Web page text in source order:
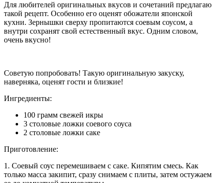
Для любителей оригинальных вкусов и сочетаний предлагаю
такой рецепт. Особенно его оценят обожатели японской
кухни. Зернышки сверху пропитаются соевым соусом, а
внутри сохранят свой естественный вкус. Одним словом,
очень вкусно!
Советую попробовать! Такую оригинальную закуску,
наверняка, оценят гости и близкие!
Ингредиенты:
100 грамм свежей икры
3 столовые ложки соевого соуса
2 столовые ложки саке
Приготовление:
1. Соевый соус перемешиваем с саке. Кипятим смесь. Как
только масса закипит, сразу снимаем с плиты, затем остужаем